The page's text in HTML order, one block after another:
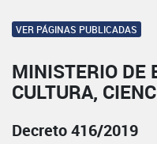
VER PÁGINAS PUBLICADAS
MINISTERIO DE
CULTURA,
Decreto 416/2019